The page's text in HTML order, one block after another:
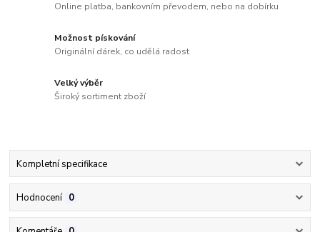
Online platba, bankovním převodem, nebo na dobírku
Možnost pískování
Originální dárek, co udělá radost
Velký výběr
Široký sortiment zboží
Kompletní specifikace
Hodnocení 0